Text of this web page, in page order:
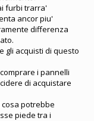
furbi trarra'
ancor piu'
differenza
gli acquisti di questo
i pannelli
di acquistare
potrebbe
piede tra i